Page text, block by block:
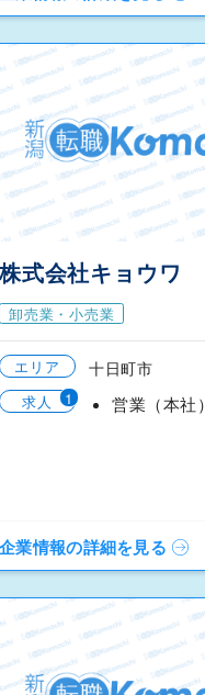
株式会社キョウワ
卸売業・小売業
エリア 十日町市
求人 1 営業（本社）
企業情報の詳細を見る